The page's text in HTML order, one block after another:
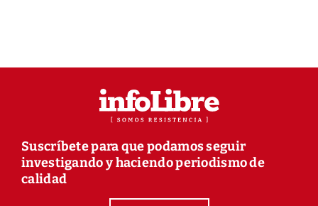
Suscríbete para que podamos seguir
investigando y haciendo periodismo de
calidad